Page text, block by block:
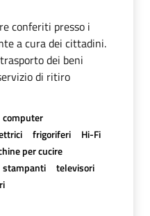
conferiti presso i
a cura dei cittadini.
dei beni
di ritiro
computer
frigoriferi
Hi-Fi
per cucire
stampanti
televisori